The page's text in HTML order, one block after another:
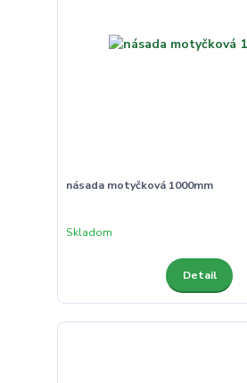
násada motyčková 1000mm
Skladom
Detail